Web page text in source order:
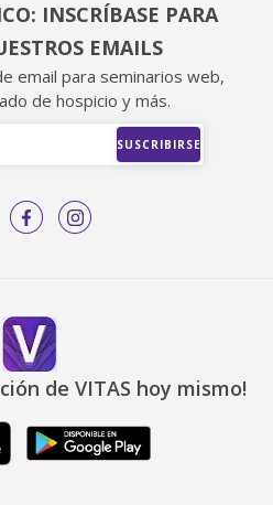
INSCRÍBASE PARA
EMAILS
email para seminarios web,
de hospicio y más.
de VITAS hoy mismo!